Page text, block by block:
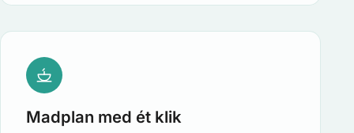
Madplan med ét klik